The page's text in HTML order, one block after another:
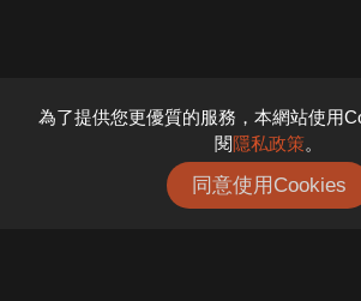
為了提供您更優質的服務，本網站使用
閱隱私政策。
同意使用Cookies